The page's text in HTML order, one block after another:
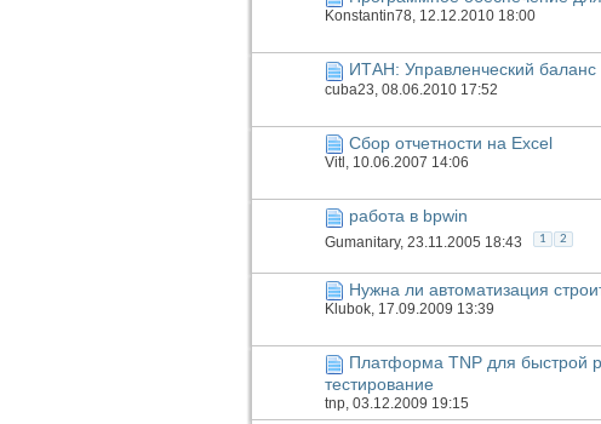
Konstantin78, 12.12.2010 18:00
ИТАН: Управленческий баланс
cuba23 , 08.06.2010 17:52
Сбор отчетности на Excel
Vitl , 10.06.2007 14:06
работа в bpwin
Gumanitary, 23.11.2005 18:43 1 2
Нужна ли автоматизация
Klubok, 17.09.2009 13:39
Платформа TNP для быстрой
тестирование
tnp , 03.12.2009 19:15